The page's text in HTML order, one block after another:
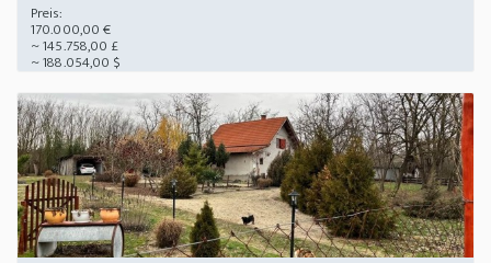
Preis:
170.000,00 €
~ 145.758,00 £
~ 188.054,00 $